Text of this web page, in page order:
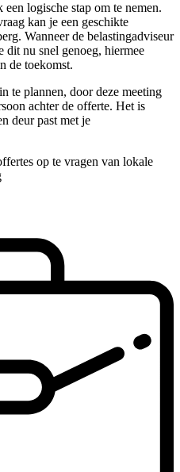
logische stap om te nemen.
kan je een geschikte
Wanneer de belastingadviseur
dit nu snel genoeg, hiermee
de toekomst.
te plannen, door deze meeting
achter de offerte. Het is
deur past met je
op te vragen van lokale